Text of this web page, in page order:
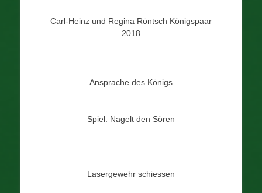
Carl-Heinz und Regina Röntsch Königspaar
2018
Ansprache des Königs
Spiel: Nagelt den Sören
Lasergewehr schiessen